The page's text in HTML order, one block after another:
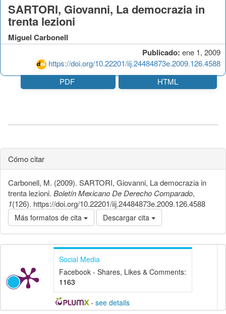
Publicado: ene 1, 2009
https://doi.org/10.22201/iij.24484873e.2009.126.4588
SARTORI, Giovanni, La democrazia in
trenta lezioni
Miguel Carbonell
PDF HTML
Cómo citar
Carbonell, M. (2009). SARTORI, Giovanni, La democrazia in
trenta lezioni. Boletín Mexicano De Derecho Comparado,
1(126). https://doi.org/10.22201/iij.24484873e.2009.126.4588
Más formatos de cita Descargar cita
Social Media
Facebook - Shares, Likes & Comments:
1163
- see details